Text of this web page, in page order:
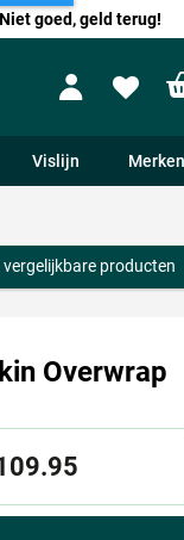
Niet goed, geld terug!
Profile
Vislijn Merken
vergelijkbare producten
Overwrap